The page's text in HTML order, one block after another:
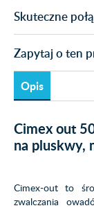
Skuteczne
Zapytaj o ten
Opis
Cimex out
na pluskwy,
Cimex-out to
zwalczania